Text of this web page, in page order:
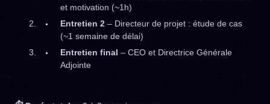
et motivation (~1h)
Entretien 2 – Directeur de projet : étude de cas
(~1 semaine de délai)
Entretien final – CEO et Directrice Générale
Adjointe